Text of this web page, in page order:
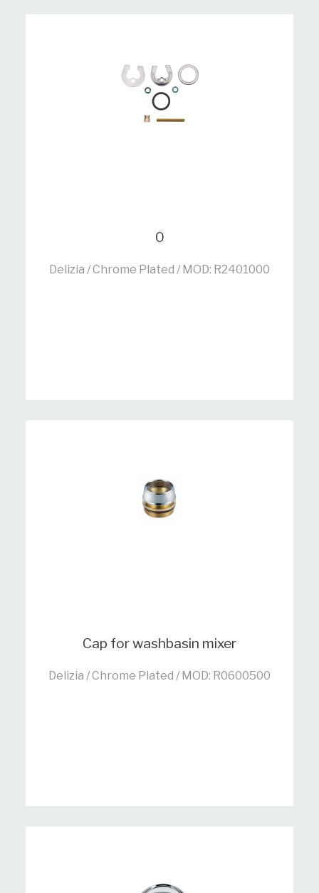
0
Delizia / Chrome Plated / MOD: R2401000
Cap for washbasin mixer
Delizia / Chrome Plated / MOD: R0600500